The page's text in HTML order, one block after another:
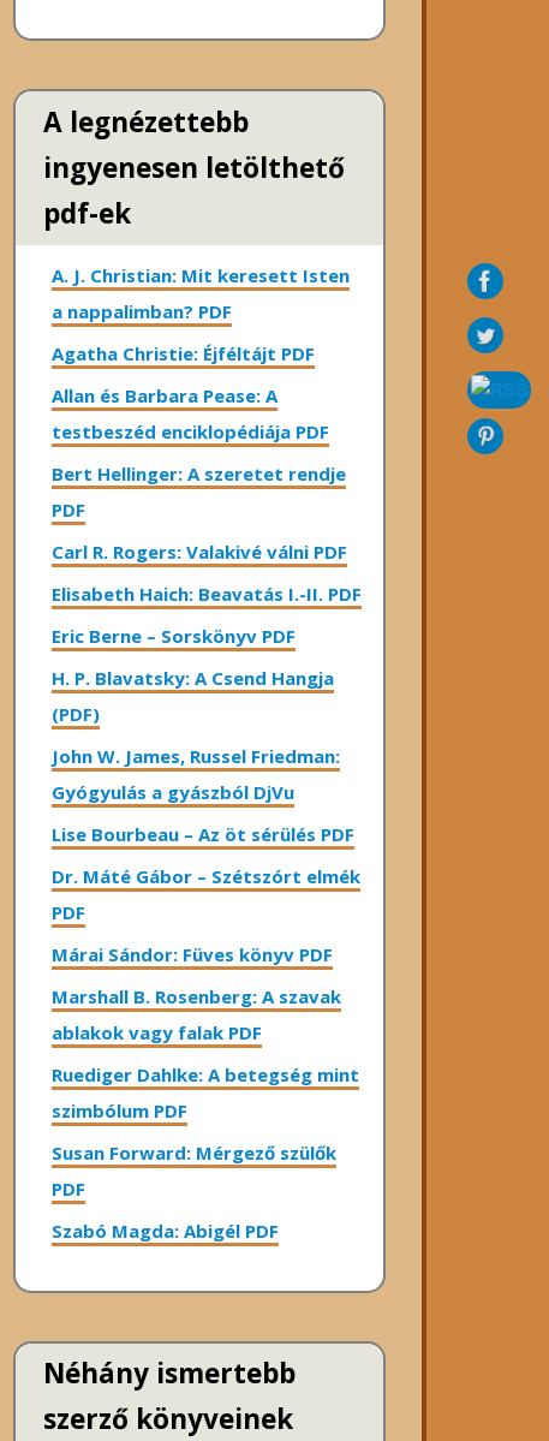
A legnézettebb
ingyenesen letölthető
pdf-ek
A. J. Christian: Mit keresett Isten
a nappalimban? PDF
Agatha Christie: Éjféltájt PDF
Allan és Barbara Pease: A
testbeszéd enciklopédiája PDF
Bert Hellinger: A ​szeretet rendje
PDF
Carl R. Rogers: Valakivé válni PDF
Elisabeth Haich: Beavatás I.-II. PDF
Eric Berne – Sorskönyv PDF
H. P. Blavatsky: A Csend Hangja
(PDF)
John W. James, Russel Friedman:
Gyógyulás a gyászból DjVu
Lise Bourbeau – Az öt sérülés PDF
Dr. Máté Gábor – Szétszórt elmék
PDF
Márai Sándor: Füves könyv PDF
Marshall B. Rosenberg: A szavak
ablakok vagy falak PDF
Ruediger Dahlke: A betegség mint
szimbólum PDF
Susan Forward: Mérgező szülők
PDF
Szabó Magda: Abigél PDF
Néhány ismertebb
szerző könyveinek